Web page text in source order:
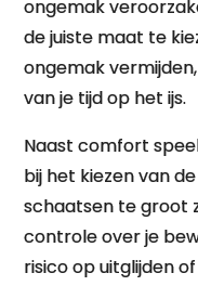
ongemak
de juiste maat te
ongemak
van je tijd op het ijs.
Naast comfort
bij het kiezen van
schaatsen te groot
controle over je
risico op uitglijden